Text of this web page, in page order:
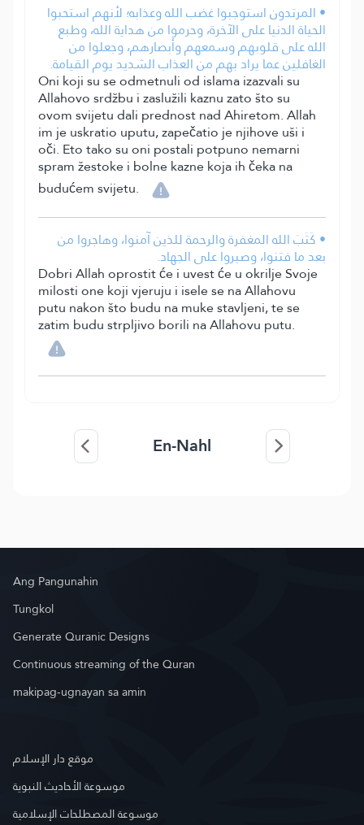
• المرتدون استوجبوا غضب الله وعذابه؛ لأنهم استحبوا
الحياة الدنيا على الآخرة، وحرموا من هداية الله، وطبع
الله على قلوبهم وسمعهم وأبصارهم، وجعلوا من
الغافلين عما يراد بهم من العذاب الشديد يوم القيامة.
Oni koji su se odmetnuli od islama izazvali su
Allahovo srdžbu i zaslužili kaznu zato što su
ovom svijetu dali prednost nad Ahiretom. Allah
im je uskratio uputu, zapečatio je njihove uši i
oči. Eto tako su oni postali potpuno nemarni
spram žestoke i bolne kazne koja ih čeka na
budućem svijetu.
• كَتَبَ الله المغفرة والرحمة للذين آمنوا، وهاجروا من
بعد ما فتنوا، وصبروا على الجهاد.
Dobri Allah oprostit će i uvest će u okrilje Svoje
milosti one koji vjeruju i isele se na Allahovu
putu nakon što budu na muke stavljeni, te se
zatim budu strpljivo borili na Allahovu putu.
En-Nahl
Ang Pangunahin
Tungkol
Generate Quranic Designs
Continuous streaming of the Quran
makipag-ugnayan sa amin
موقع دار الإسلام
موسوعة الأحاديث النبوية
موسوعة المصطلحات الإسلامية